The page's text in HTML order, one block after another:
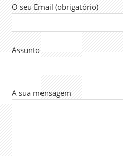
O seu Email (obrigatório)
Assunto
A sua mensagem